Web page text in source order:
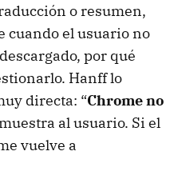
o resumen,
cuando el usuario no
por qué
Hanff lo
directa: “Chrome no
al usuario. Si el
vuelve a